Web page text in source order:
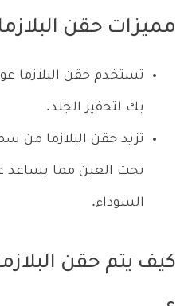
مميزات حقن
تستخدم حقن البلازما
بك لتحفيز الجلد.
تزيد حقن البلازما من
تحت العين مما يساعد
السوداء.
كيف يتم حقن